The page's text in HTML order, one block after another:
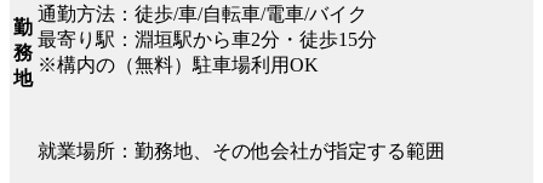
勤
務
地
通勤方法：徒歩/車/自転車/電車/バイク
最寄り駅：淵垣駅から車2分・徒歩15分
※構内の（無料）駐車場利用OK
就業場所：勤務地、その他会社が指定する範囲